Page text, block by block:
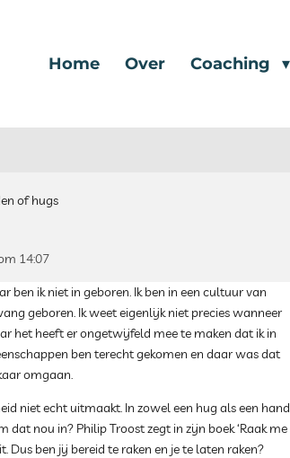
Home Over Coaching
of hugs
14:07
ben ik niet in geboren. Ik ben in een cultuur van
geboren. Ik weet eigenlijk niet precies wanneer
het heeft er ongetwijfeld mee te maken dat ik in
ben terecht gekomen en daar was dat
omgaan.
niet echt uitmaakt. In zowel een hug als een hand
dat nou in? Philip Troost zegt in zijn boek ‘Raak me
Dus ben jij bereid te raken en je te laten raken?